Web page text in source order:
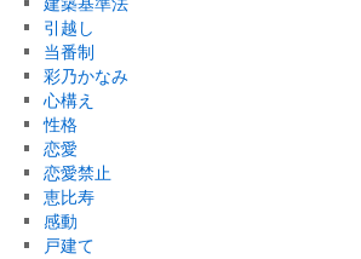
引越し
当番制
彩乃かなみ
心構え
性格
恋愛
恋愛禁止
恵比寿
感動
戸建て